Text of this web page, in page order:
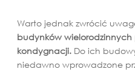
Warto jednak zwrócić
budynków wielorodzinnych
kondygnacji. Do ich
niedawno wprowadzone